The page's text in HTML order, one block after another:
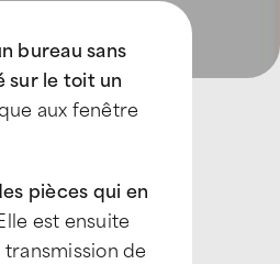
bureau sans
sur le toit un
aux fenêtre
pièces qui en
est ensuite
transmission de